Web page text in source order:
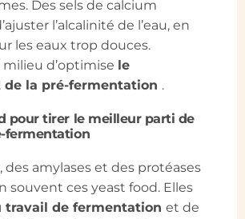
Des sels de calcium
l’alcalinité de l’eau, en
les eaux trop douces.
milieu d’optimise le
la pré-fermentation .
pour tirer le meilleur parti de
fermentation
des amylases et des protéases
souvent ces yeast food. Elles
travail de fermentation et de